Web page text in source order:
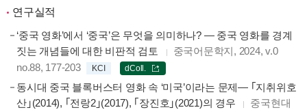
연구실적
‘중국 영화’에서 ‘중국’은 무엇을 의미하나? ― 중국 영화를 경계
짓는 개념들에 대한 비판적 검토
중국어문학지, 2024, v.0
no.88, 177-203
KCI dColl.
동시대 중국 블록버스터 영화 속 ‘미국’이라는 문제— ｢지취위호
산｣(2014), ｢전랑2｣(2017), ｢장진호｣(2021)의 경우
중국현대